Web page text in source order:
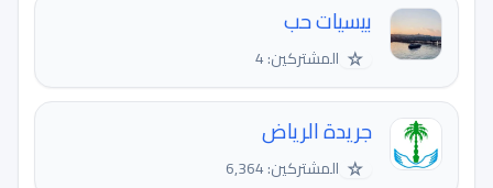
بيسيات حب
☆ المشتركين: 4
جريدة الرياض
☆ المشتركين: 6,364